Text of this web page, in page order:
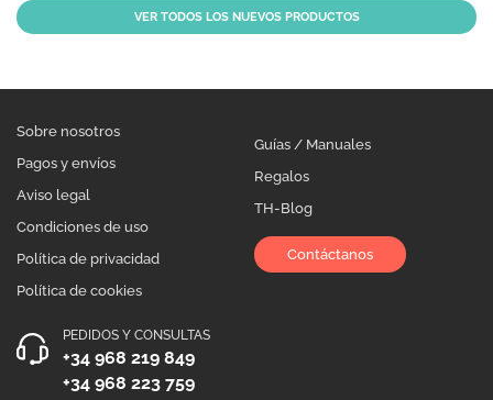
VER TODOS LOS NUEVOS PRODUCTOS
Sobre nosotros
Pagos y envíos
Aviso legal
Condiciones de uso
Política de privacidad
Política de cookies
Guías / Manuales
Regalos
TH-Blog
Contáctanos
PEDIDOS Y CONSULTAS
+34 968 219 849
+34 968 223 759